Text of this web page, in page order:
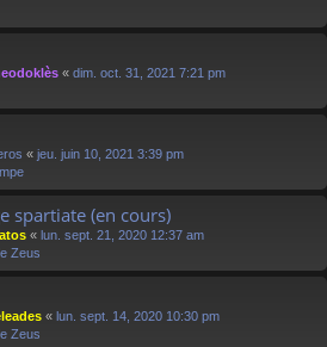
« dim. oct. 31, 2021 7:21 pm
« jeu. juin 10, 2021 3:39 pm
spartiate (en cours)
« lun. sept. 21, 2020 12:37 am
Zeus
« lun. sept. 14, 2020 10:30 pm
Zeus